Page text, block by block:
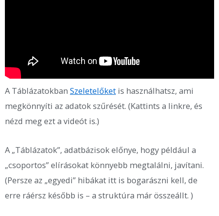
A Táblázatokban Szeletelőket is használhatsz, ami
megkönnyíti az adatok szűrését. (Kattints a linkre, és
nézd meg ezt a videót is.)
A „Táblázatok”, adatbázisok előnye, hogy például a
„csoportos” elírásokat könnyebb megtalálni, javítani.
(Persze az „egyedi” hibákat itt is bogarászni kell, de
erre ráérsz később is – a struktúra már összeállt. )